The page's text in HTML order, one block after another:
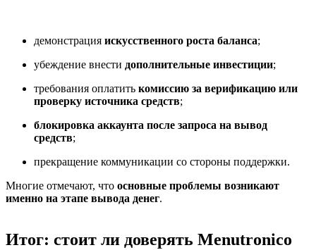
демонстрация искусственного роста баланса;
убеждение внести дополнительные инвестиции;
требования оплатить комиссию за верификацию или
проверку источника средств;
блокировка аккаунта после запроса на вывод
средств;
прекращение коммуникации со стороны поддержки.
Многие отмечают, что основные проблемы возникают
именно на этапе вывода денег.
Итог: стоит ли доверять Menutronico